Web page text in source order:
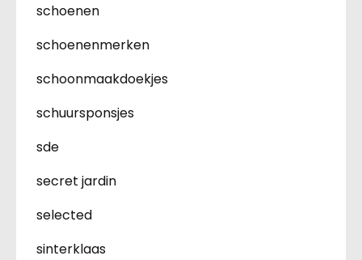
schoenen
schoenenmerken
schoonmaakdoekjes
schuursponsjes
sde
secret jardin
selected
sinterklaas